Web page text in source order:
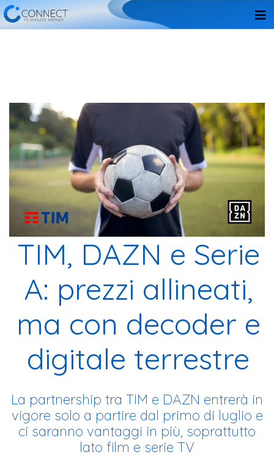
TIM, DAZN e Serie
A: prezzi allineati,
ma con decoder e
digitale terrestre
La partnership tra TIM e DAZN entrerà in
vigore solo a partire dal primo di luglio e
ci saranno vantaggi in più, soprattutto
lato film e serie TV